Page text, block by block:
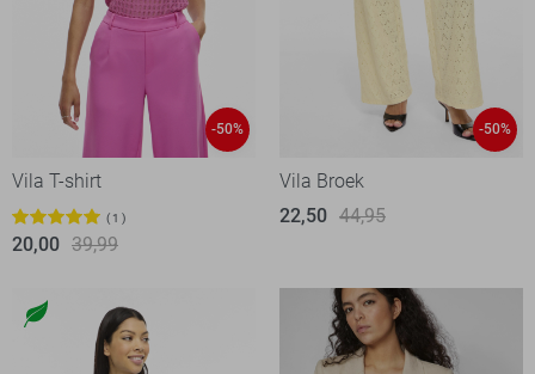
-50%
Vila T-shirt
1
20,00 39,99
-50%
Vila Broek
22,50 44,95